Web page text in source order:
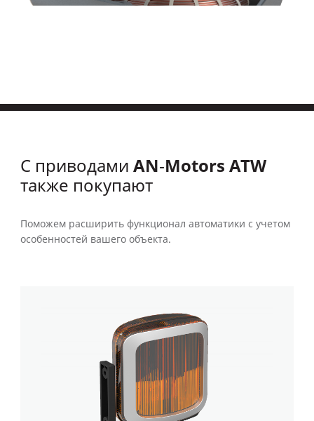
С приводами AN‑Motors ATW
также покупают
Поможем расширить функционал автоматики с учетом
особенностей вашего объекта.